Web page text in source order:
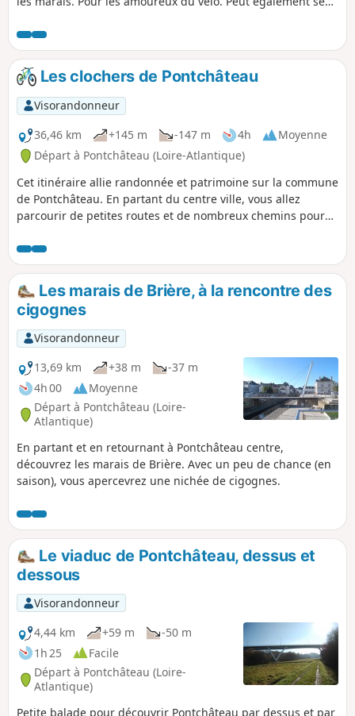
quelques chemins du site de Coët-Roz, lieu de déroulement
des épreuves de championnat de France, d'Europe ou
championnat du monde de cyclo-cross.
Les clochers de Pontchâteau
Visorandonneur
36,46 km
+145 m -147 m 4h
Moyenne
Départ à Pontchâteau (Loire-Atlantique)
Cet itinéraire allie randonnée et patrimoine sur la commune
de Pontchâteau. En partant du centre ville, vous allez
parcourir de petites routes et de nombreux chemins pour
menhir. Vous pourrez ainsi visiter plusieurs églises et
chapelles intéressantes, faire la visite du site du Calvaire de
Pontchâteau, remonter voir la jolie Chapelle de Berreau si
joliment remise en état, et puis revenir au centre ville vous
asseoir à une terrasse.
Les marais de Brière, à la rencontre des
cigognes
Visorandonneur
13,69 km
+38 m
-37 m
4h 00
Moyenne
Départ à Pontchâteau (Loire-
Atlantique)
En partant et en retournant à Pontchâteau centre,
découvrez les marais de Brière. Avec un peu de chance (en
saison), vous apercevrez une nichée de cigognes.
Le viaduc de Pontchâteau, dessus et
dessous
Visorandonneur
4,44 km
+59 m
-50 m
1h 25
Facile
Départ à Pontchâteau (Loire-
Atlantique)
Petite balade pour découvrir Pontchâteau par dessus et par